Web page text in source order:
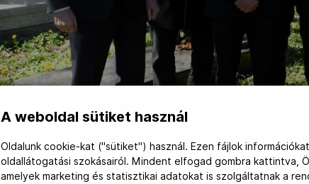
A weboldal sütiket használ
Oldalunk cookie-kat ("sütiket") használ. Ezen fájlok
oldallátogatási szokásairól. Mindent elfogad gombra kattintva,
amelyek marketing és statisztikai adatokat is szolgáltatnak a